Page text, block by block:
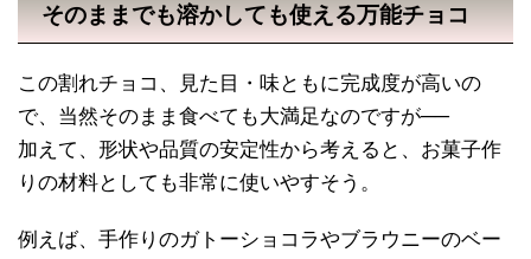
そのままでも溶かしても使える万能チョコ
この割れチョコ、見た目・味ともに完成度が高いの
で、当然そのまま食べても大満足なのですが──
加えて、形状や品質の安定性から考えると、お菓子作
りの材料としても非常に使いやすそう。
例えば、手作りのガトーショコラやブラウニーのベー